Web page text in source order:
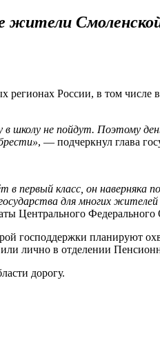
жители
регионах России, в том
не пойдут. Поэтому
, — подчеркнул глава
первый класс, он наверняка
для многих
Центрального Федерального
господдержки планируют
лично в отделении
дорогу.